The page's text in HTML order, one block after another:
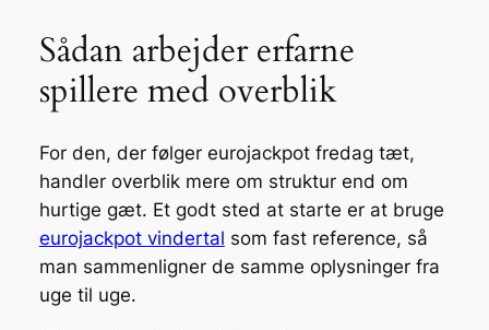
Sådan arbejder erfarne
spillere med overblik
For den, der følger eurojackpot fredag tæt,
handler overblik mere om struktur end om
hurtige gæt. Et godt sted at starte er at bruge
eurojackpot vindertal som fast reference, så
man sammenligner de samme oplysninger fra
uge til uge.